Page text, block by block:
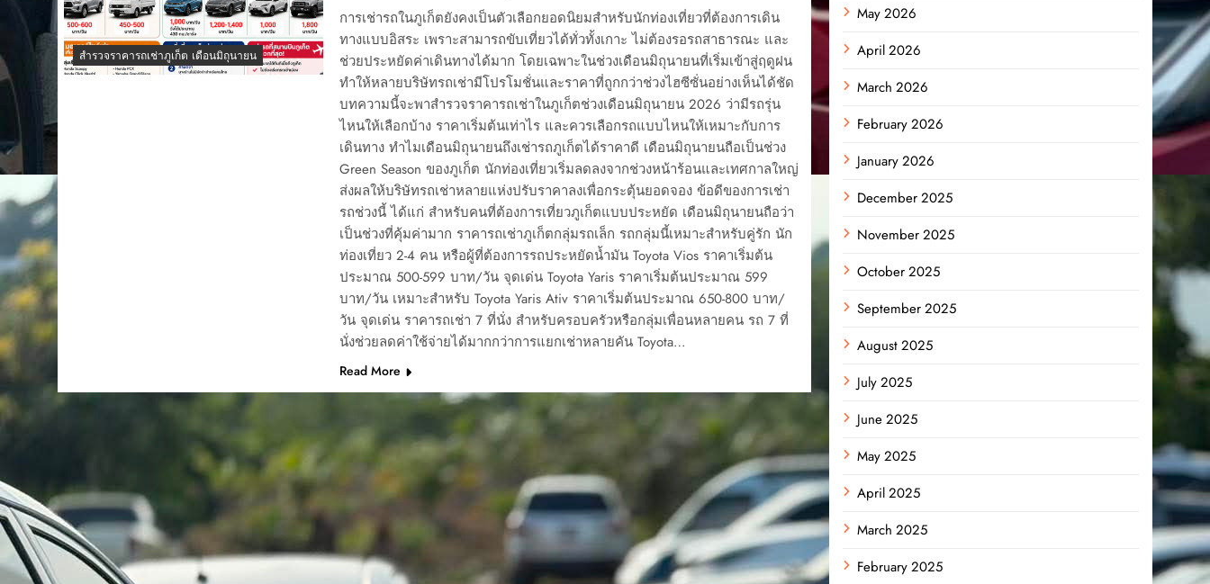
สำรวจราคารถเช่าภูเก็ต เดือนมิถุนายน
การเช่ารถในภูเก็ตยังคงเป็นตัวเลือกยอดนิยมสำหรับนักท่องเที่ยวที่ต้องการเดิน
ทางแบบอิสระ เพราะสามารถขับเที่ยวได้ทั่วทั้งเกาะ ไม่ต้องรอรถสาธารณะ และ
ช่วยประหยัดค่าเดินทางได้มาก โดยเฉพาะในช่วงเดือนมิถุนายนที่เริ่มเข้าสู่ฤดูฝน
ทำให้หลายบริษัทรถเช่ามีโปรโมชั่นและราคาที่ถูกกว่าช่วงไฮซีซั่นอย่างเห็นได้ชัด
บทความนี้จะพาสำรวจราคารถเช่าในภูเก็ตช่วงเดือนมิถุนายน 2026 ว่ามีรถรุ่น
ไหนให้เลือกบ้าง ราคาเริ่มต้นเท่าไร และควรเลือกรถแบบไหนให้เหมาะกับการ
เดินทาง ทำไมเดือนมิถุนายนถึงเช่ารถภูเก็ตได้ราคาดี เดือนมิถุนายนถือเป็นช่วง
Green Season ของภูเก็ต นักท่องเที่ยวเริ่มลดลงจากช่วงหน้าร้อนและเทศกาลใหญ่
ส่งผลให้บริษัทรถเช่าหลายแห่งปรับราคาลงเพื่อกระตุ้นยอดจอง ข้อดีของการเช่า
รถช่วงนี้ ได้แก่ สำหรับคนที่ต้องการเที่ยวภูเก็ตแบบประหยัด เดือนมิถุนายนถือว่า
เป็นช่วงที่คุ้มค่ามาก ราคารถเช่าภูเก็ตกลุ่มรถเล็ก รถกลุ่มนี้เหมาะสำหรับคู่รัก นัก
ท่องเที่ยว 2-4 คน หรือผู้ที่ต้องการรถประหยัดน้ำมัน Toyota Vios ราคาเริ่มต้น
ประมาณ 500-599 บาท/วัน จุดเด่น Toyota Yaris ราคาเริ่มต้นประมาณ 599
บาท/วัน เหมาะสำหรับ Toyota Yaris Ativ ราคาเริ่มต้นประมาณ 650-800 บาท/
วัน จุดเด่น ราคารถเช่า 7 ที่นั่ง สำหรับครอบครัวหรือกลุ่มเพื่อนหลายคน รถ 7 ที่
นั่งช่วยลดค่าใช้จ่ายได้มากกว่าการแยกเช่าหลายคัน Toyota…
Read More
May 2026
April 2026
March 2026
February 2026
January 2026
December 2025
November 2025
October 2025
September 2025
August 2025
July 2025
June 2025
May 2025
April 2025
March 2025
February 2025